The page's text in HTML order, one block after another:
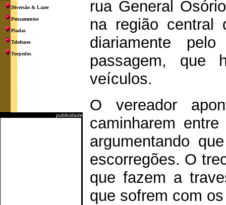
Diversão & Lazer
Pensamentos
Piadas
Telefones
Torpedos
publicidade
rua General
na região central
diariamente
passagem, que
veículos.
O vereador
caminharem
argumentando
escorregões. O
que fazem a
que sofrem com